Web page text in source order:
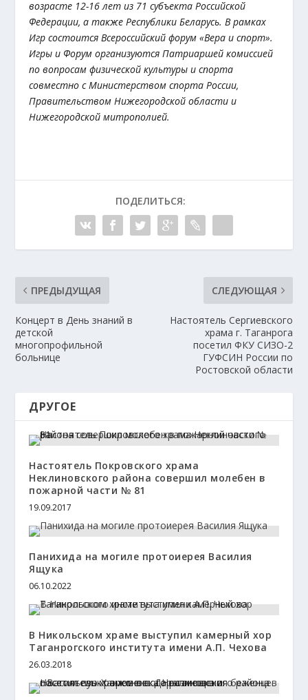
возрасте 12-16 лет из 71 субъекта Российской
Федерации, а также Республики Беларусь. В рамках
Игр состоится Всероссийский форум «Вера и спорт».
Игры и Форум организуются Патриаршей комиссией
по вопросам физической культуры и спорта
совместно с Министерством спорта России,
Правительством Нижегородской области и
Нижегородской митрополией.
ПОДЕЛИТЬСЯ:
ПРЕДЫДУЩАЯ
Концерт в День знаний в
детской
многопрофильной
больнице
СЛЕДУЮЩАЯ
Настоятель Сергиевского
храма г. Таганрога
посетил ФКУ СИЗО-2
ГУФСИН России по
Ростовской области
ДРУГОЕ
Настоятель Покровского храма
Неклиновского района совершил молебен в
пожарной части № 81
19.09.2017
Панихида на могиле протоиерея Василия
Ящука
06.10.2022
В Никольском храме выступил камерный хор
Таганрогского института имени А.П. Чехова
26.03.2018